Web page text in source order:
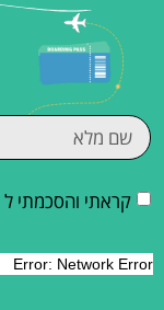
קראתי והסכמתי ל